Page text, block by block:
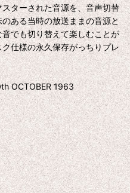
ターされた音源を、音声切替
ある当時の放送ままの音源と
でも切り替えて楽しむことが
仕様の永久保存がっちりプレ
OCTOBER 1963